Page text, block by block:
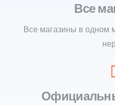
Все
Все магазины в одном